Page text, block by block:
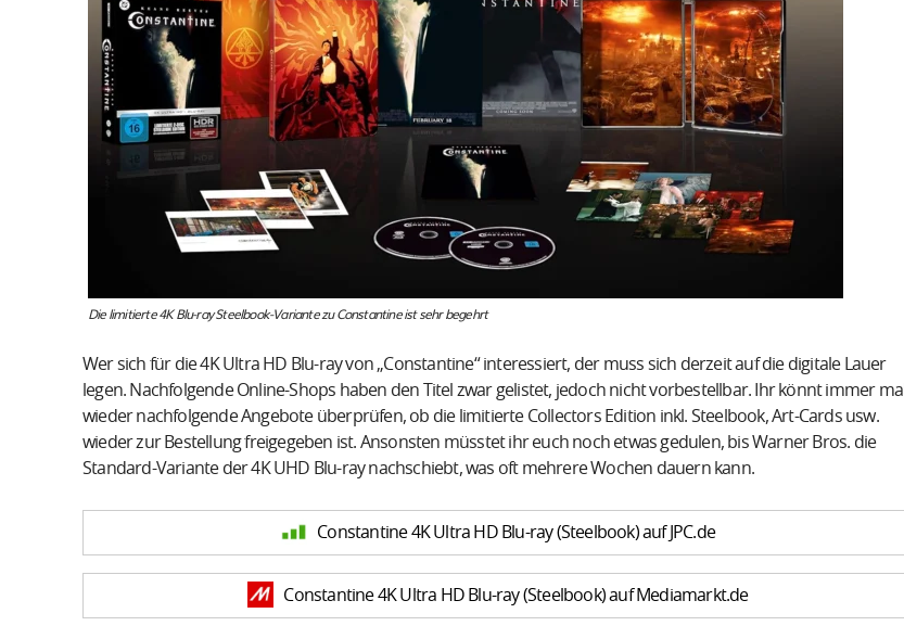
Die limitierte 4K Blu-ray Steelbook-Variante zu Constantine ist sehr begehrt
Wer sich für die 4K Ultra HD Blu-ray von „Constantine“ interessiert, der muss sich derzeit auf die digitale Lauer
legen. Nachfolgende Online-Shops haben den Titel zwar gelistet, jedoch nicht vorbestellbar. Ihr könnt immer mal
wieder nachfolgende Angebote überprüfen, ob die limitierte Collectors Edition inkl. Steelbook, Art-Cards usw.
wieder zur Bestellung freigegeben ist. Ansonsten müsstet ihr euch noch etwas gedulen, bis Warner Bros. die
Standard-Variante der 4K UHD Blu-ray nachschiebt, was oft mehrere Wochen dauern kann.
Constantine 4K Ultra HD Blu-ray (Steelbook) auf JPC.de
Constantine 4K Ultra HD Blu-ray (Steelbook) auf Mediamarkt.de